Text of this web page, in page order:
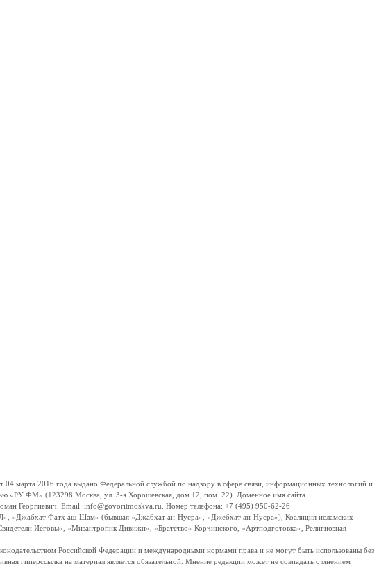
2016 года выдано Федеральной службой по надзору в сфере связи, информационных технологий и
«РУ ФМ» (123298 Москва, ул. 3-я Хорошевская, дом 12, пом. 22). Доменное имя сайта
Георгиевич. Email: info@govoritmoskva.ru. Номер телефона: +7 (495) 950-62-26
«Джабхат Фатх аш-Шам» (бывшая «Джабхат ан-Нусра», «Джебхат ан-Нусра»), Коалиция исламских
Иеговы», «Мизантропик Дивижн», «Братство» Корчинского, «Артподготовка», Религиозная
Российской Федерации и международными нормами права и не могут быть использованы без
гиперссылка на материал является обязательной. Мнение редакции может не совпадать с мнением